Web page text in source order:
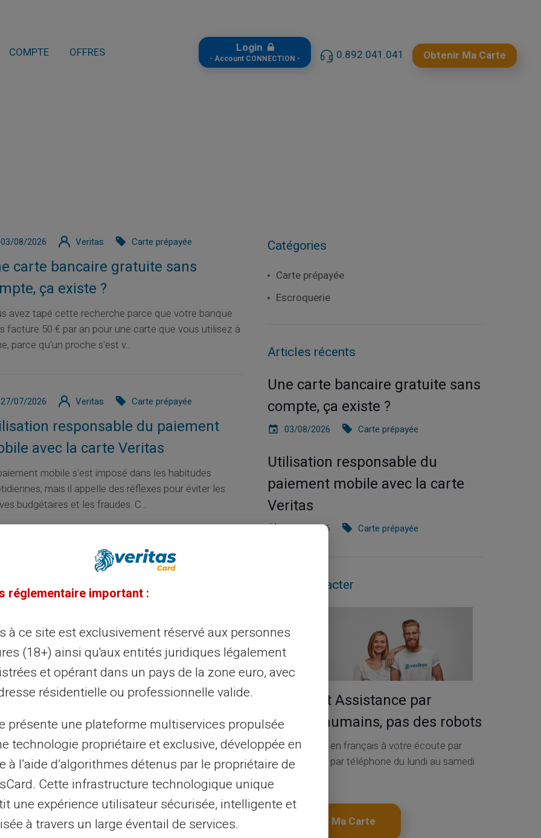
COMPTE OFFRES Login
- Account CONNECTION - 0.892.041.041 Obtenir Ma Carte
03/08/2026 Veritas Carte prépayée
carte bancaire gratuite sans
ça existe ?
avez tapé cette recherche parce que votre banque
facture 50 € par an pour une carte que vous utilisez à
parce qu'un proche s'est v...
27/07/2026 Veritas Carte prépayée
responsable du paiement
avec la carte Veritas
mobile s'est imposé dans les habitudes
mais il appelle des réflexes pour éviter les
budgétaires et les fraudes. C...
Veritas Carte prépayée
Veritas assure la discrétion
propose un compte de paiement séparé du compte
principal, avec un IBAN nominatif dédié. Cette
permet un cloisonnement...
13/07/2026 Veritas Carte prépayée
mobile en déplacement :
ses paiements avec la carte
implique de jongler avec plusieurs moyens de
des devises variables et des frais parfois
Catégories
Carte prépayée
Escroquerie
Articles récents
Une carte bancaire gratuite sans
compte, ça existe ?
03/08/2026 Carte prépayée
Utilisation responsable du
paiement mobile avec la carte
Veritas
27/07/2026 Carte prépayée
Nous contacter
Service et Assistance par
de vrais humains, pas des robots
Service Client en français à votre écoute par
ticket 24h/24, par téléphone du lundi au samedi
Obtenir Ma Carte
réglementaire important :
à ce site est exclusivement réservé aux personnes
(18+) ainsi qu'aux entités juridiques légalement
et opérant dans un pays de la zone euro, avec
résidentielle ou professionnelle valide.
présente une plateforme multiservices propulsée
technologie propriétaire et exclusive, développée en
à l’aide d’algorithmes détenus par le propriétaire de
Cette infrastructure technologique unique
une expérience utilisateur sécurisée, intelligente et
à travers un large éventail de services.